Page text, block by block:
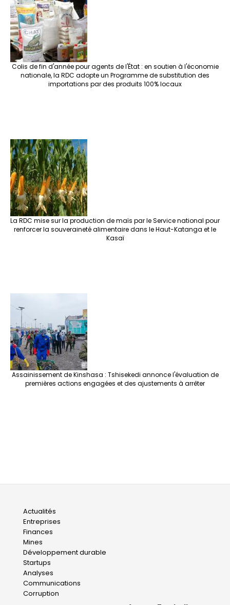
Colis de fin d'année pour agents de l'État : en soutien à l'économie
nationale, la RDC adopte un Programme de substitution des
importations par des produits 100% locaux
La RDC mise sur la production de maïs par le Service national pour
renforcer la souveraineté alimentaire dans le Haut-Katanga et le
Kasaï
Assainissement de Kinshasa : Tshisekedi annonce l'évaluation de
premières actions engagées et des ajustements à arrêter
Main
navigation
Actualités
Entreprises
Finances
Mines
Développement durable
Startups
Analyses
Communications
Corruption